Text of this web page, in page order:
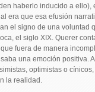
haberlo inducido a ello),
era que esa efusión
el signo de una voluntad
el siglo XIX. Querer
fuera de manera
una emoción positiva.
optimistas o
la realidad.